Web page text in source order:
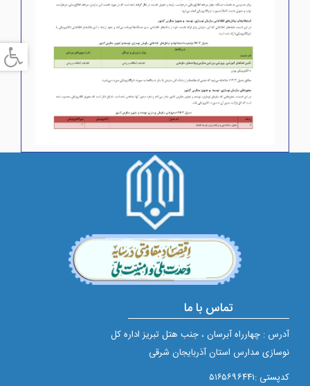
تماس با ما
آدرس : چهارراه آبرسان ، جنب هتل تبریز اداره کل
نوسازی مدارس استان آذربایجان شرقی
کدپستی :۵۱۶۵۶۹۶۴۴۱